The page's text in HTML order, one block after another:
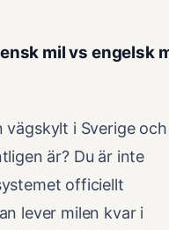
mil vs engelsk
i Sverige och
är? Du är inte
officiellt
lever milen kvar i